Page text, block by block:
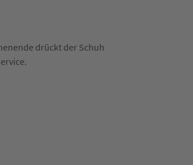
drückt der Schuh